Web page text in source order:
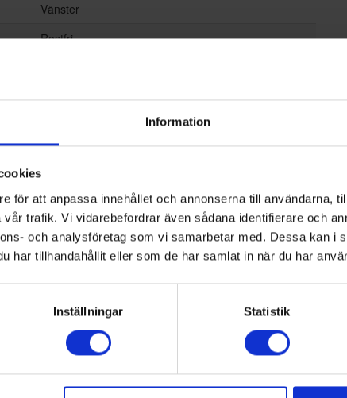
Information
för att anpassa innehållet och annonserna till användarna,
trafik. Vi vidarebefordrar även sådana identifierare och
och analysföretag som vi samarbetar med. Dessa kan i
har tillhandahållit eller som de har samlat in när du har
Inställningar Statistik
Vänster
Rostfri
Ja
Nej
Nej
Ja
Nej